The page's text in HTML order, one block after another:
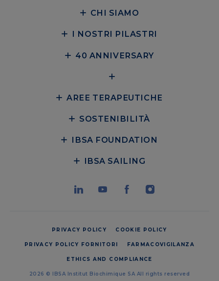
CHI SIAMO
I NOSTRI PILASTRI
40 ANNIVERSARY
AREE TERAPEUTICHE
SOSTENIBILITÀ
IBSA FOUNDATION
IBSA SAILING
PRIVACY POLICY COOKIE POLICY
PRIVACY POLICY FORNITORI FARMACOVIGILANZA
ETHICS AND COMPLIANCE
2026 © IBSA Institut Biochimique SA All rights reserved